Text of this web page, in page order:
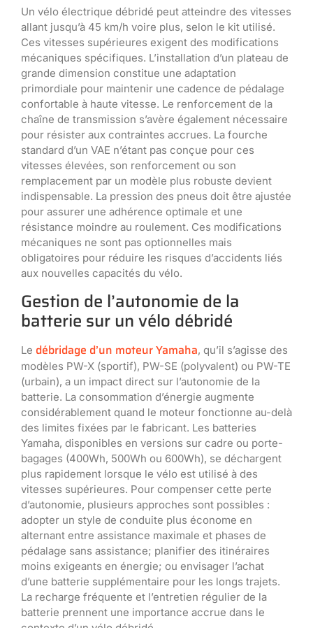
Un vélo électrique débridé peut atteindre des vitesses
allant jusqu’à 45 km/h voire plus, selon le kit utilisé.
Ces vitesses supérieures exigent des modifications
mécaniques spécifiques. L’installation d’un plateau de
grande dimension constitue une adaptation
primordiale pour maintenir une cadence de pédalage
confortable à haute vitesse. Le renforcement de la
chaîne de transmission s’avère également nécessaire
pour résister aux contraintes accrues. La fourche
standard d’un VAE n’étant pas conçue pour ces
vitesses élevées, son renforcement ou son
remplacement par un modèle plus robuste devient
indispensable. La pression des pneus doit être ajustée
pour assurer une adhérence optimale et une
résistance moindre au roulement. Ces modifications
mécaniques ne sont pas optionnelles mais
obligatoires pour réduire les risques d’accidents liés
aux nouvelles capacités du vélo.
Gestion de l’autonomie de la
batterie sur un vélo débridé
Le débridage d’un moteur Yamaha, qu’il s’agisse des
modèles PW-X (sportif), PW-SE (polyvalent) ou PW-TE
(urbain), a un impact direct sur l’autonomie de la
batterie. La consommation d’énergie augmente
considérablement quand le moteur fonctionne au-delà
des limites fixées par le fabricant. Les batteries
Yamaha, disponibles en versions sur cadre ou porte-
bagages (400Wh, 500Wh ou 600Wh), se déchargent
plus rapidement lorsque le vélo est utilisé à des
vitesses supérieures. Pour compenser cette perte
d’autonomie, plusieurs approches sont possibles :
adopter un style de conduite plus économe en
alternant entre assistance maximale et phases de
pédalage sans assistance; planifier des itinéraires
moins exigeants en énergie; ou envisager l’achat
d’une batterie supplémentaire pour les longs trajets.
La recharge fréquente et l’entretien régulier de la
batterie prennent une importance accrue dans le